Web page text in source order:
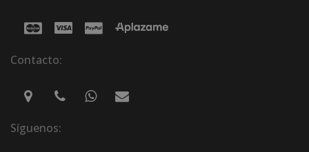
Contacto:
Síguenos: